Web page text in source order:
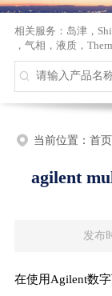
相关服务： 岛津，
， 气相 ， 液质，
当前位置： 首页
agilent
发布
在使用Agilent数